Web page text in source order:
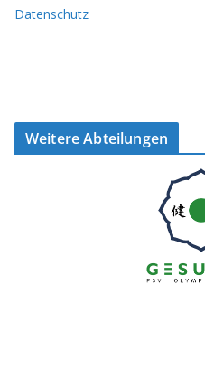
Datenschutz
Weitere Abteilungen